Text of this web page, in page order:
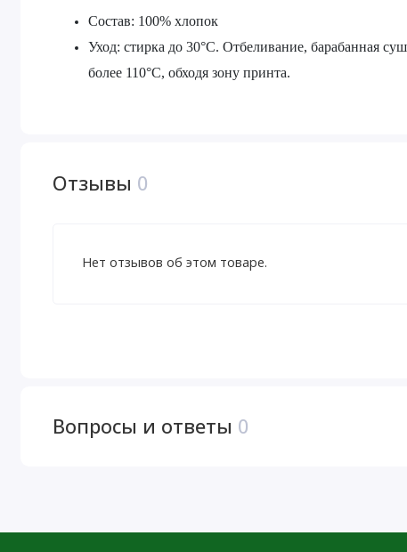
Состав: 100% хлопок
Уход: стирка до 30°C. Отбеливание, барабанная
более 110°C, обходя зону принта.
Отзывы 0
Нет отзывов об этом товаре.
Вопросы и ответы 0